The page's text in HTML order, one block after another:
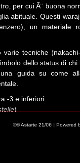
per cui Ã¨ buona
abituale. Questi
un materiale
tecniche
dello status di
guida su come
-3 e inferiori
)
Shanghai( CittÃ Vecchia
©© Astarte 21/06 | Powered